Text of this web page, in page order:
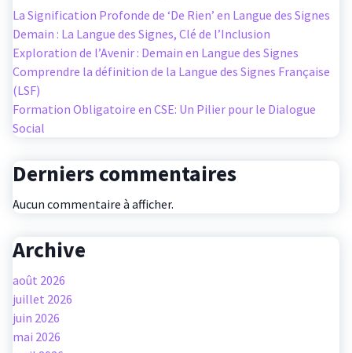
La Signification Profonde de ‘De Rien’ en Langue des Signes
Demain : La Langue des Signes, Clé de l’Inclusion
Exploration de l’Avenir : Demain en Langue des Signes
Comprendre la définition de la Langue des Signes Française
(LSF)
Formation Obligatoire en CSE: Un Pilier pour le Dialogue
Social
Derniers commentaires
Aucun commentaire à afficher.
Archive
août 2026
juillet 2026
juin 2026
mai 2026